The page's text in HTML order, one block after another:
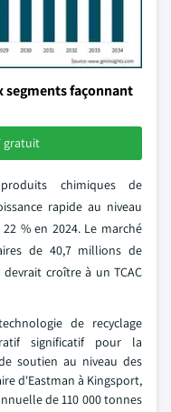
segments façonnant
gratuit
chimiques de
rapide au niveau
% en 2024. Le marché
de 40,7 millions de
croître à un TCAC
de recyclage
significatif pour la
soutien au niveau des
d'Eastman à Kingsport,
de 110 000 tonnes